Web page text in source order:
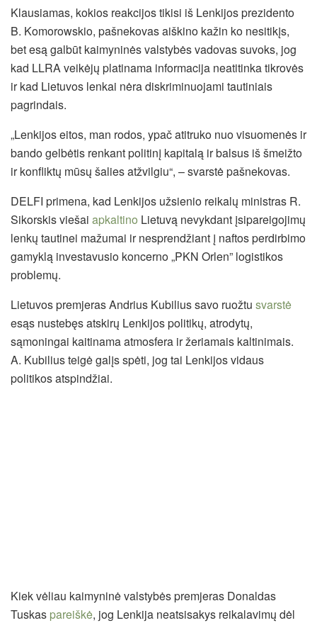
Klausiamas, kokios reakcijos tikisi iš Lenkijos prezidento
B. Komorowskio, pašnekovas aiškino kažin ko nesitikįs,
bet esą galbūt kaimyninės valstybės vadovas suvoks, jog
kad LLRA veikėjų platinama informacija neatitinka tikrovės
ir kad Lietuvos lenkai nėra diskriminuojami tautiniais
pagrindais.
„Lenkijos eitos, man rodos, ypač atitruko nuo visuomenės ir
bando gelbėtis renkant politinį kapitalą ir balsus iš šmeižto
ir konfliktų mūsų šalies atžvilgiu“, – svarstė pašnekovas.
DELFI primena, kad Lenkijos užsienio reikalų ministras R.
Sikorskis viešai apkaltino Lietuvą nevykdant įsipareigojimų
lenkų tautinei mažumai ir nesprendžiant į naftos perdirbimo
gamyklą investavusio koncerno „PKN Orlen” logistikos
problemų.
Lietuvos premjeras Andrius Kubilius savo ruožtu svarstė
esąs nustebęs atskirų Lenkijos politikų, atrodytų,
sąmoningai kaitinama atmosfera ir žeriamais kaltinimais.
A. Kubilius teigė galįs spėti, jog tai Lenkijos vidaus
politikos atspindžiai.
Kiek vėliau kaimyninė valstybės premjeras Donaldas
Tuskas pareiškė, jog Lenkija neatsisakys reikalavimų dėl